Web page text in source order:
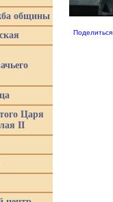
Поделиться
общины
Царя
II